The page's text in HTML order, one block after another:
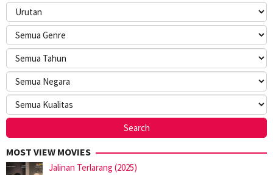
MOST VIEW MOVIES
Jalinan Terlarang (2025)